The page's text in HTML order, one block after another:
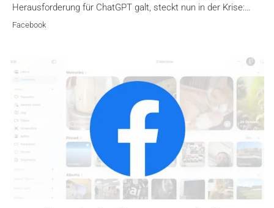
Herausforderung für ChatGPT galt, steckt nun in der Krise:…
Facebook